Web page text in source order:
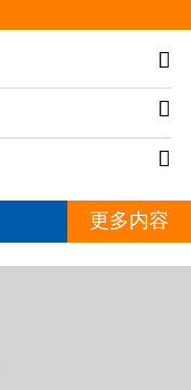



更多内容